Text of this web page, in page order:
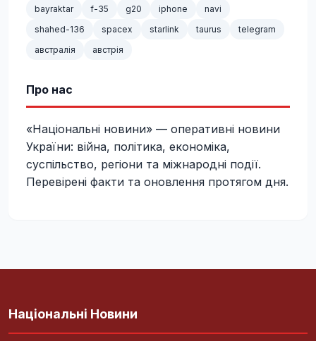
bayraktar f-35 g20 iphone
navi
shahed-136
spacex starlink taurus
telegram
австралія
австрія
Про нас
«Національні новини» — оперативні новини
України: війна, політика, економіка,
суспільство, регіони та міжнародні події.
Перевірені факти та оновлення протягом дня.
Національні Новини